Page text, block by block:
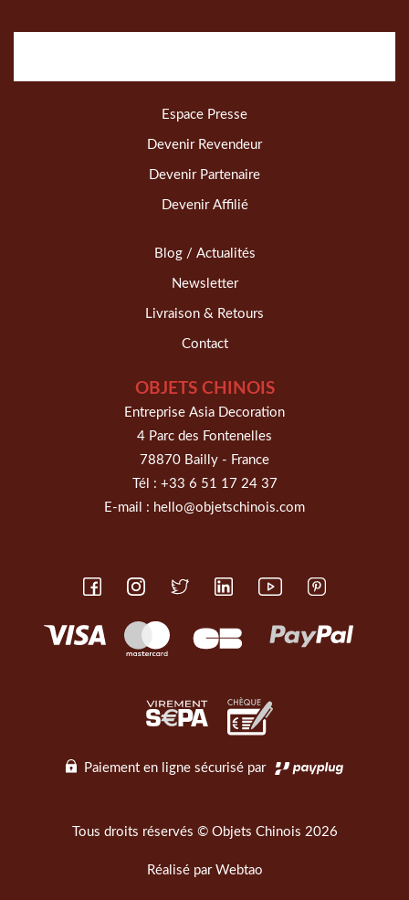
Espace Presse
Devenir Revendeur
Devenir Partenaire
Devenir Affilié
Blog / Actualités
Newsletter
Livraison & Retours
Contact
OBJETS CHINOIS
Entreprise Asia Decoration
4 Parc des Fontenelles
78870 Bailly - France
Tél : +33 6 51 17 24 37
E-mail : hello@objetschinois.com
Paiement en ligne sécurisé par
Tous droits réservés © Objets Chinois 2026
Réalisé par Webtao